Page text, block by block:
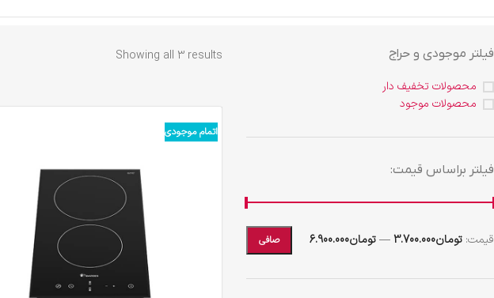
فیلتر موجودی و حراج
محصولات تخفیف دار
محصولات موجود
فیلتر براساس قیمت:
صافی قيمت: تومان3.700.000 —تومان6.900.000
Showing all 3 results
اتمام موجودی